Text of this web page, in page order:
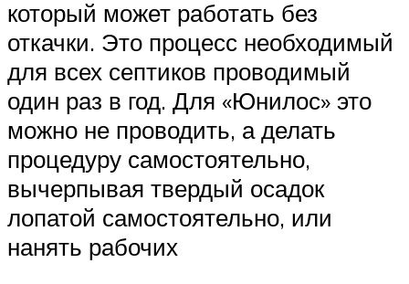
который может работать без
откачки. Это процесс необходимый
для всех септиков проводимый
один раз в год. Для «Юнилос» это
можно не проводить, а делать
процедуру самостоятельно,
вычерпывая твердый осадок
лопатой самостоятельно, или
нанять рабочих